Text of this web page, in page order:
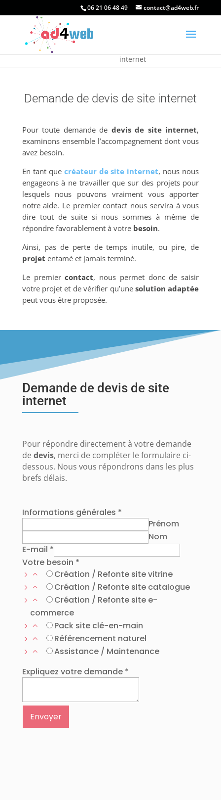
06 21 06 48 49 contact@ad4web.fr
internet
Demande de devis de site internet
Pour toute demande de devis de site internet,
examinons ensemble l’accompagnement dont vous
avez besoin.
En tant que créateur de site internet, nous nous
engageons à ne travailler que sur des projets pour
lesquels nous pouvons vraiment vous apporter
notre aide. Le premier contact nous servira à vous
dire tout de suite si nous sommes à même de
répondre favorablement à votre besoin.
Ainsi, pas de perte de temps inutile, ou pire, de
projet entamé et jamais terminé.
Le premiercontact, nous permet donc de saisir
votre projet et de vérifier qu’une solution adaptée
peut vous être proposée.
Demande de devis de site
internet
Pour répondre directement à votre demande
dedevis, merci de compléter le formulaire ci-
dessous. Nous vous répondrons dans les plus
brefs délais.
Informations générales *
Prénom
Nom
E-mail *
Votre besoin *
Création / Refonte site vitrine
Création / Refonte site catalogue
Création / Refonte site e-
commerce
Pack site clé-en-main
Référencement naturel
Assistance / Maintenance
Expliquez votre demande *
Envoyer